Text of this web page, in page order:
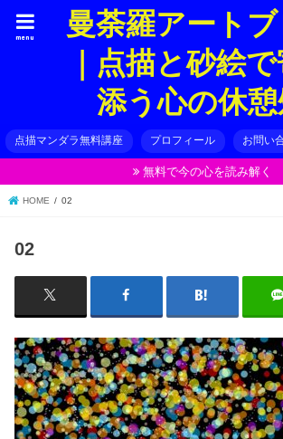
曼荼羅アート
｜点描と砂絵で
添う心の休
menu
点描マンダラ無料講座 プロフィール お問い
無料で今の心を読み解く
HOME 02
02